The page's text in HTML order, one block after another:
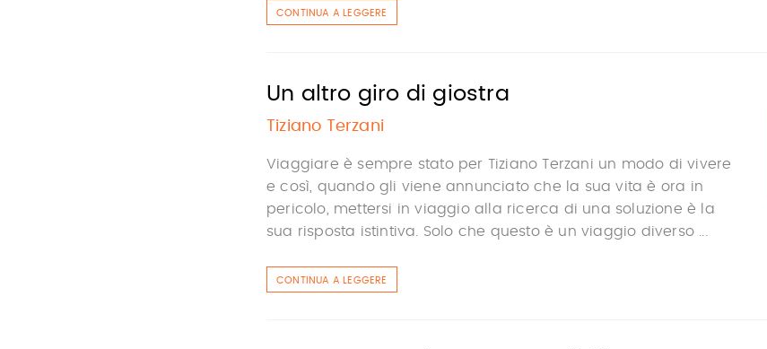
CONTINUA A LEGGERE
Un altro giro di giostra
Tiziano Terzani
Viaggiare è sempre stato per Tiziano Terzani un modo di vivere
e così, quando gli viene annunciato che la sua vita è ora in
pericolo, mettersi in viaggio alla ricerca di una soluzione è la
sua risposta istintiva. Solo che questo è un viaggio diverso ...
CONTINUA A LEGGERE